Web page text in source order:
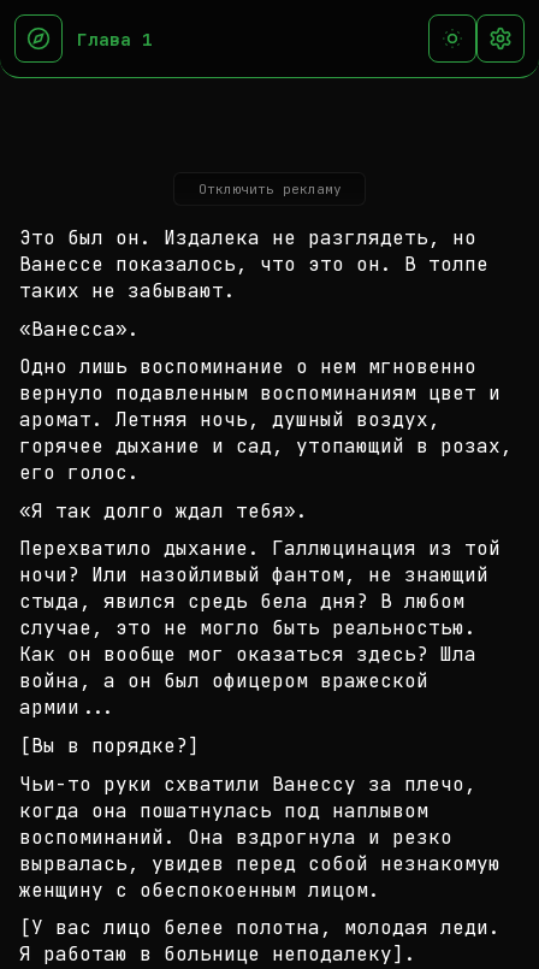
Глава 1
Отключить рекламу
Это был он. Издалека не разглядеть, но
Ванессе показалось, что это он. В толпе
таких не забывают.
«Ванесса».
Одно лишь воспоминание о нем мгновенно
вернуло подавленным воспоминаниям цвет и
аромат. Летняя ночь,
душный воздух,
горячее дыхание и сад, утопающий в розах,
его голос.
«Я так долго ждал тебя».
Перехватило дыхание. Галлюцинация из той
ночи? Или назойливый фантом, не знающий
стыда, явился средь бела дня? В любом
случае, это не могло быть реальностью.
Как он вообще мог оказаться здесь? Шла
война, а он был офицером вражеской
армии...
[Вы в порядке?]
Чьи-то руки схватили Ванессу за плечо,
когда она пошатнулась под наплывом
воспоминаний. Она вздрогнула и резко
вырвалась, увидев перед собой незнакомую
женщину с обеспокоенным лицом.
[У вас лицо белее полотна, молодая леди.
Я работаю в больнице неподалеку].